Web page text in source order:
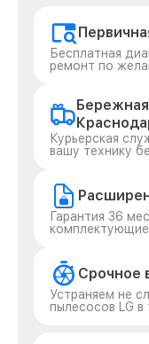
Бесплатная
ремонт по
Курьерская
вашу технику
Гарантия 36
Срочное
Устраняем не
пылесосов LG в